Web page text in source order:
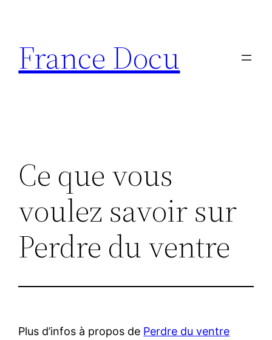
contenu
France Docu
Ce que vous
voulez savoir sur
Perdre du ventre
Plus d’infos à propos de Perdre du ventre